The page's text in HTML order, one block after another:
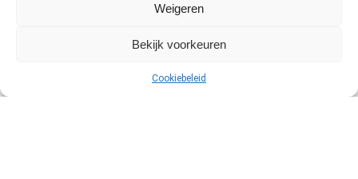
Weigeren
Bekijk voorkeuren
Cookiebeleid
was:
€1,299.00.
is:
DEALS, TIPS EN TRICKS IN JE